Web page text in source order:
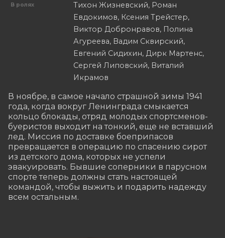
В ролях
Тихон Жизневский, Роман
Евдокимов, Ксения Трейстер,
Виктор Добронравов, Полина
Агуреева, Вадим Сквирский,
Евгений Сидихин, Дирк Мартенс,
Сергей Липовский, Виталий
Икрамов
В ноябре, в самое начало страшной зимы 1941
года, когда вокруг Ленинграда смыкается
кольцо блокады, отряд молодых спортсменов-
буеристов выходит на тонкий, еще не вставший
лед. Миссия по доставке боеприпасов
превращается в операцию по спасению сирот
из детского дома, которых не успели
эвакуировать. Бывшие соперники в парусном
спорте теперь должны стать настоящей
командой, чтобы выжить и подарить надежду
всем остальным.